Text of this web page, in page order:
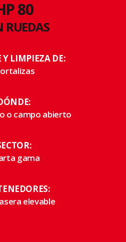
80
RUEDAS
Y LIMPIEZA DE:
o campo abierto
gama
elevable